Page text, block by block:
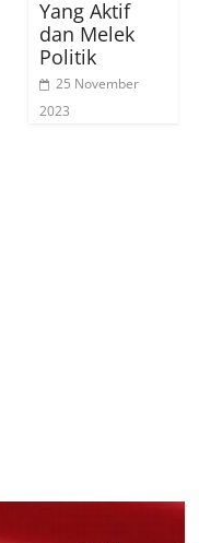
Yang Aktif
dan Melek
Politik
25 November
2023